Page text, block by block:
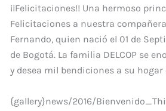
¡¡Felicitaciones!! Una hermoso
Felicitaciones a nuestra
Fernando, quien nació el 01 de
de Bogotá. La familia DELCOP se
y desea mil bendiciones a su
{gallery}news/2016/